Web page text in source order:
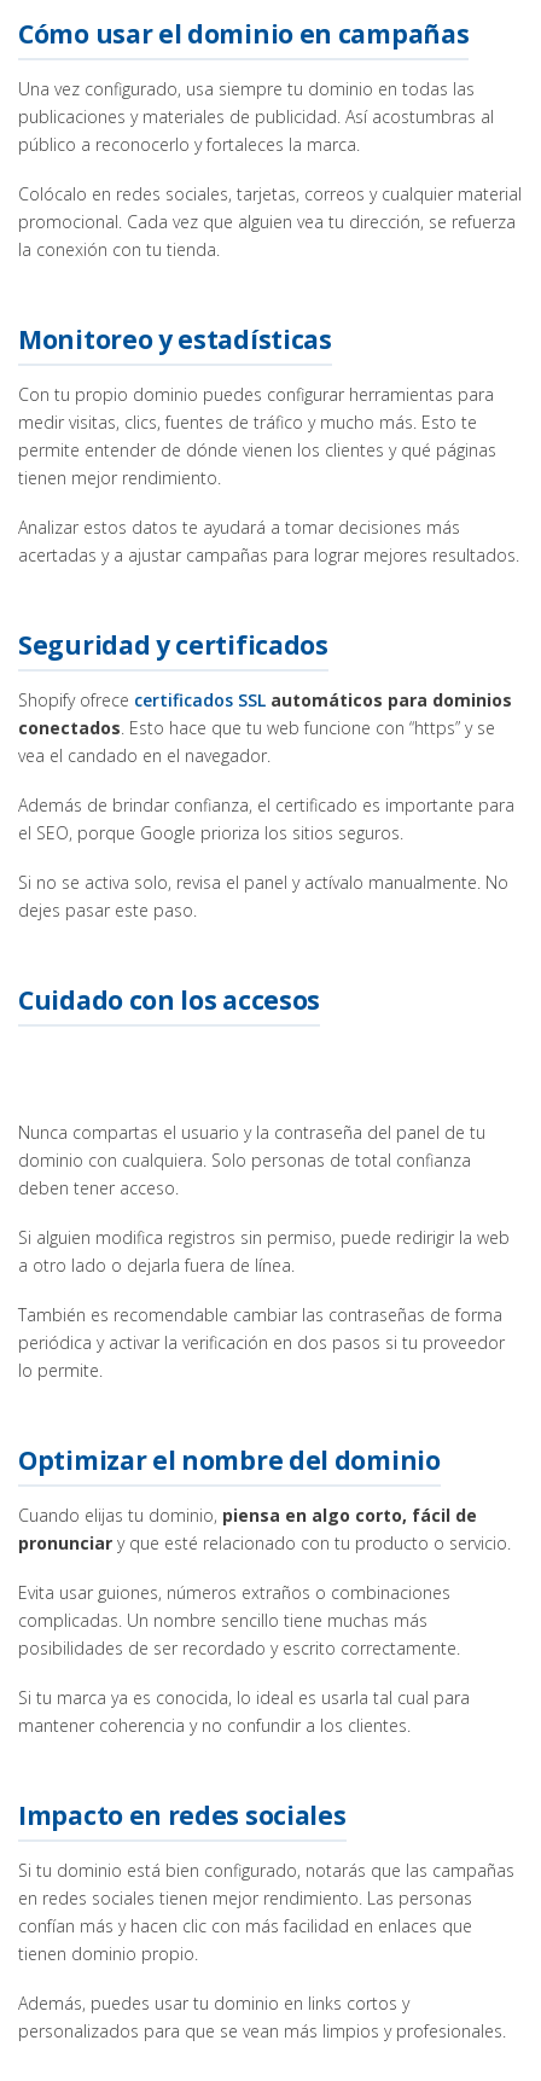
Cómo usar el dominio en campañas
Una vez configurado, usa siempre tu dominio en todas las
publicaciones y materiales de publicidad. Así acostumbras al
público a reconocerlo y fortaleces la marca.
Colócalo en redes sociales, tarjetas, correos y cualquier material
promocional. Cada vez que alguien vea tu dirección, se refuerza
la conexión con tu tienda.
Monitoreo y estadísticas
Con tu propio dominio puedes configurar herramientas para
medir visitas, clics, fuentes de tráfico y mucho más. Esto te
permite entender de dónde vienen los clientes y qué páginas
tienen mejor rendimiento.
Analizar estos datos te ayudará a tomar decisiones más
acertadas y a ajustar campañas para lograr mejores resultados.
Seguridad y certificados
Shopify ofrece certificados SSL automáticos para dominios
conectados. Esto hace que tu web funcione con “https” y se
vea el candado en el navegador.
Además de brindar confianza, el certificado es importante para
el SEO, porque Google prioriza los sitios seguros.
Si no se activa solo, revisa el panel y actívalo manualmente. No
dejes pasar este paso.
Cuidado con los accesos
Nunca compartas el usuario y la contraseña del panel de tu
dominio con cualquiera. Solo personas de total confianza
deben tener acceso.
Si alguien modifica registros sin permiso, puede redirigir la web
a otro lado o dejarla fuera de línea.
También es recomendable cambiar las contraseñas de forma
periódica y activar la verificación en dos pasos si tu proveedor
lo permite.
Optimizar el nombre del dominio
Cuando elijas tu dominio, piensa en algo corto, fácil de
pronunciar y que esté relacionado con tu producto o servicio.
Evita usar guiones, números extraños o combinaciones
complicadas. Un nombre sencillo tiene muchas más
posibilidades de ser recordado y escrito correctamente.
Si tu marca ya es conocida, lo ideal es usarla tal cual para
mantener coherencia y no confundir a los clientes.
Impacto en redes sociales
Si tu dominio está bien configurado, notarás que las campañas
en redes sociales tienen mejor rendimiento. Las personas
confían más y hacen clic con más facilidad en enlaces que
tienen dominio propio.
Además, puedes usar tu dominio en links cortos y
personalizados para que se vean más limpios y profesionales.